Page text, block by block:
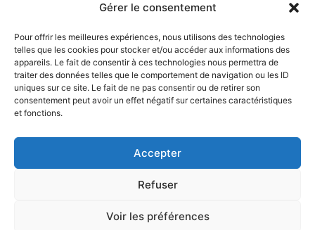
Gérer le consentement
Pour offrir les meilleures expériences, nous utilisons des technologies
telles que les cookies pour stocker et/ou accéder aux informations des
appareils. Le fait de consentir à ces technologies nous permettra de
traiter des données telles que le comportement de navigation ou les ID
uniques sur ce site. Le fait de ne pas consentir ou de retirer son
consentement peut avoir un effet négatif sur certaines caractéristiques
et fonctions.
Accepter
Refuser
Voir les préférences
© Gouvernement du Québec, 2026
Plan du site
Accessibilité
Accès à l'information
Déclaration de services